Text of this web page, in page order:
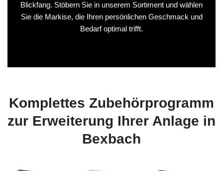
Blickfang. Stöbern Sie in unserem Sortiment und wählen
Sie die Markise, die Ihren persönlichen Geschmack und
Bedarf optimal trifft.
Komplettes Zubehörprogramm
zur Erweiterung Ihrer Anlage in
Bexbach